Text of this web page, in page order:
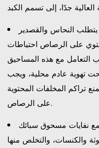
يتطلب النحاس والقصدير
على الرصاص احتياطات
مع هذه المساحيق
تهوية عادم محلية، ويجب
تراكم المخلفات المحتوية
على الرصاص.
نفايات مسحوق سبائك
والكنسات، والتخلص منها